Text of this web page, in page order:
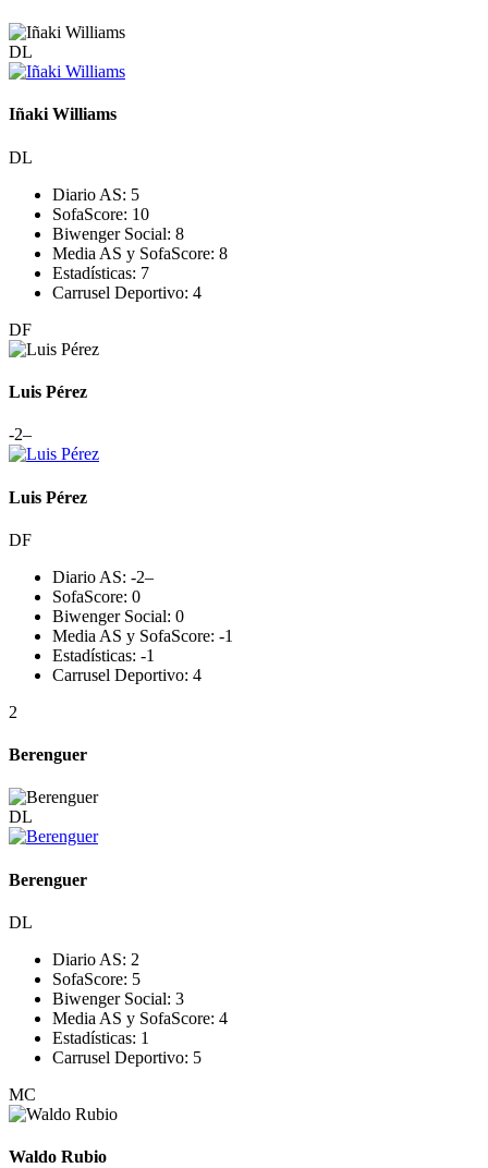
DL
Iñaki Williams
DL
Diario AS: 5
SofaScore: 10
Biwenger Social: 8
Media AS y SofaScore: 8
Estadísticas: 7
Carrusel Deportivo: 4
DF
Luis Pérez
-2–
Luis Pérez
DF
Diario AS: -2–
SofaScore: 0
Biwenger Social: 0
Media AS y SofaScore: -1
Estadísticas: -1
Carrusel Deportivo: 4
2
Berenguer
DL
Berenguer
DL
Diario AS: 2
SofaScore: 5
Biwenger Social: 3
Media AS y SofaScore: 4
Estadísticas: 1
Carrusel Deportivo: 5
MC
Waldo Rubio